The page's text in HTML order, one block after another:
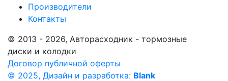
Производители
Контакты
© 2013 - 2026, Авторасходник - тормозные
диски и колодки
Договор публичной оферты
© 2025, Дизайн и разработка: Blank